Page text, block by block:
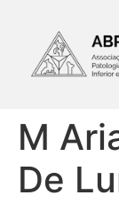
M
De